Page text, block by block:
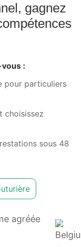
gagnez
:
pour particuliers
choisissez
sous 48
agréée